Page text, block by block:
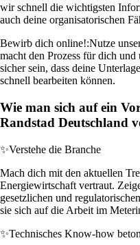
wir schnell die wichtigsten
auch deine organisatorischen
Bewirb dich online!:Nutze
macht den Prozess für dich
sicher sein, dass deine
schnell bearbeiten können.
Wie man sich auf ein
Randstad Deutschland
✨Verstehe die Branche
Mach dich mit den aktuellen
Energiewirtschaft vertraut.
gesetzlichen und
sie sich auf die Arbeit im
✨Technisches Know-how